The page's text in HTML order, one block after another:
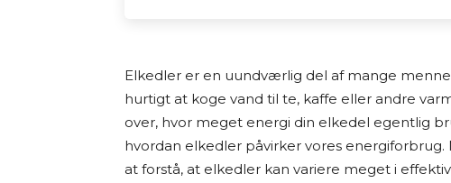
og dele min research med andre, der også
Jeg laver ikke fysiske tests af produkterne
på grundig research. Det betyder, at jeg
forhandlerbeskrivelser, brugeranmeldelser,
Elkedler er en uundværlig del af mange
hurtigt at koge vand til te, kaffe eller andre
over, hvor meget energi din elkedel egentlig
hvordan elkedler påvirker vores
at forstå, at elkedler kan variere meget i